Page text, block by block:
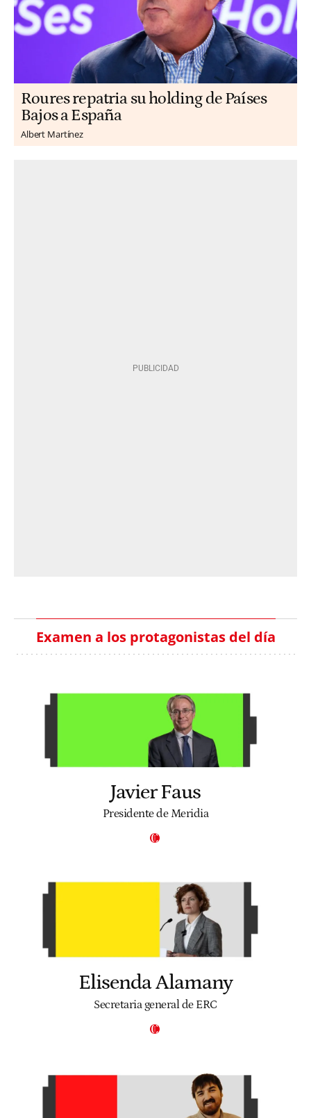
Roures repatria su holding de Países
Bajos a España
Albert Martínez
Examen a los protagonistas del día
Javier Faus
Presidente de Meridia
Elisenda Alamany
Secretaria general de ERC